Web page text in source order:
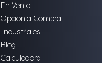
En Venta
Opción a Compra
Industriales
Blog
Calculadora